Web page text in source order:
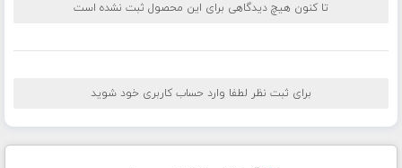
تا کنون هیچ دیدگاهی برای این محصول ثبت نشده است
برای ثبت نظر لطفا وارد حساب کاربری خود شوید